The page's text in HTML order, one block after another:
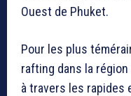
Ouest de Phuket.
Pour les plus
rafting dans la région
à travers les rapides